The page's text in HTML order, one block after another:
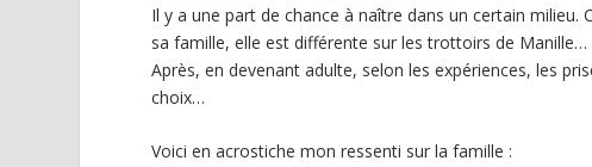
Il y a une part de chance à naître dans un certain
sa famille, elle est différente sur les trottoirs de Manille…
Après, en devenant adulte, selon les expériences, les
choix…
Voici en acrostiche mon ressenti sur la famille :